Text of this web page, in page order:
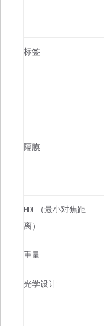
标签
隔膜
MDF（最小对焦距
离）
重量
光学设计